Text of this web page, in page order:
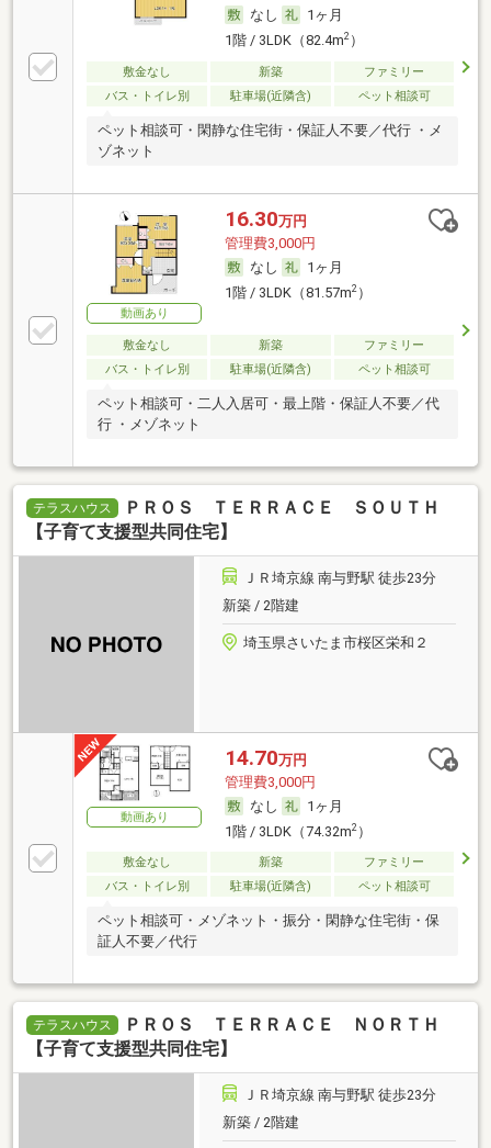
なし
1ヶ月
1階 / 3LDK（82.4m2）
敷金なし 新築
ファミリー
バス・トイレ別
駐車場(近隣含) ペット相談可
ペット相談可・閑静な住宅街・保証人不要／代行 ・メ
ゾネット
動画あり
16.30万円
管理費3,000円
なし
1ヶ月
1階 / 3LDK（81.57m2）
敷金なし 新築
ファミリー
バス・トイレ別
駐車場(近隣含) ペット相談可
ペット相談可・二人入居可・最上階・保証人不要／代
行 ・メゾネット
テラスハウス
ＰＲＯＳ ＴＥＲＲＡＣＥ ＳＯＵＴＨ
【子育て支援型共同住宅】
ＪＲ埼京線 南与野駅 徒歩23分
新築 / 2階建
埼玉県さいたま市桜区栄和２
動画あり
14.70万円
管理費3,000円
なし
1ヶ月
1階 / 3LDK（74.32m2）
敷金なし 新築
ファミリー
バス・トイレ別
駐車場(近隣含) ペット相談可
ペット相談可・メゾネット・振分・閑静な住宅街・保
証人不要／代行
テラスハウス
ＰＲＯＳ ＴＥＲＲＡＣＥ ＮＯＲＴＨ
【子育て支援型共同住宅】
ＪＲ埼京線 南与野駅 徒歩23分
新築 / 2階建